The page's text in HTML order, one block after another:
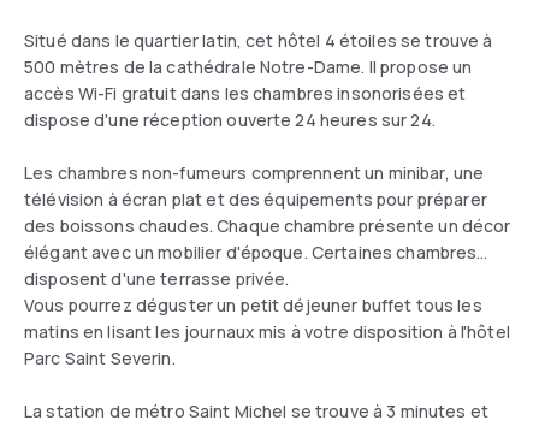
Situé dans le quartier latin, cet hôtel 4 étoiles se trouve à
500 mètres de la cathédrale Notre-Dame. Il propose un
accès Wi-Fi gratuit dans les chambres insonorisées et
dispose d'une réception ouverte 24 heures sur 24.
Les chambres non-fumeurs comprennent un minibar, une
télévision à écran plat et des équipements pour préparer
des boissons chaudes. Chaque chambre présente un décor
élégant avec un mobilier d'époque. Certaines chambres
disposent d'une terrasse privée.
Vous pourrez déguster un petit déjeuner buffet tous les
matins en lisant les journaux mis à votre disposition à l'hôtel
Parc Saint Severin.
La station de métro Saint Michel se trouve à 3 minutes et